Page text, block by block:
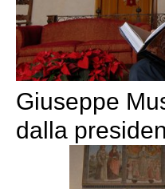
Giuseppe
dalla